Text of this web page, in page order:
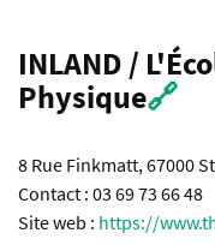
INLAND /
Physique🔗
8 Rue Finkmatt, 67000
Contact : 03 69 73 66 48
Site web : https://